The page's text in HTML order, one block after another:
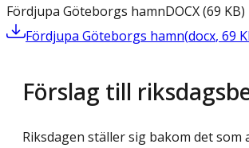
Fördjupa Göteborgs hamnDOCX(69 KB)
Fördjupa Göteborgs hamn(docx, 69
Förslag till
Riksdagen ställer sig bakom det som